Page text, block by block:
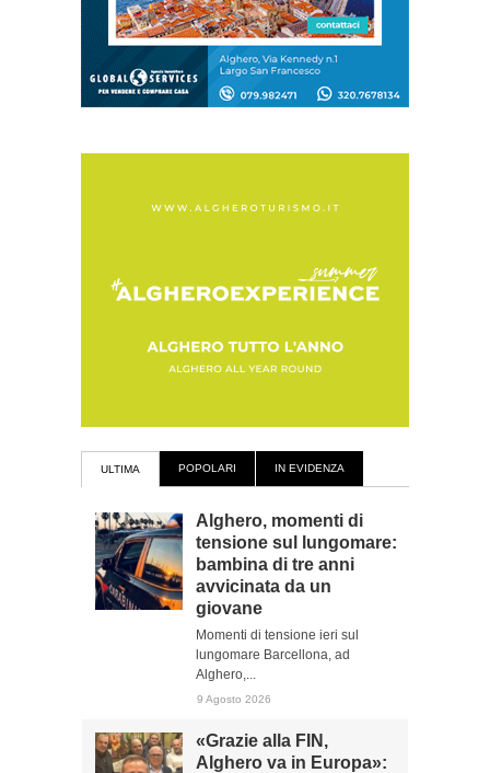
ULTIMA POPOLARI IN EVIDENZA
Alghero, momenti di
tensione sul lungomare:
bambina di tre anni
avvicinata da un
giovane
Momenti di tensione ieri sul
lungomare Barcellona, ad
Alghero,...
9 Agosto 2026
«Grazie alla FIN,
Alghero va in Europa»: